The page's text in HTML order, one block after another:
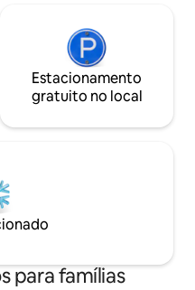
Estacionamento
gratuito no local
para famílias